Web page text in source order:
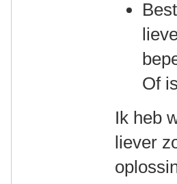
Of
Ik heb
liever